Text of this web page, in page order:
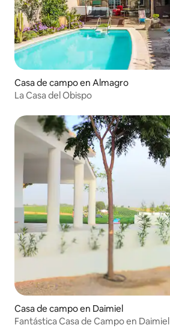
Casa de campo en Almagro
La Casa del Obispo
Casa de campo en Daimiel
Fantástica Casa de Campo en Daimiel